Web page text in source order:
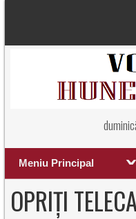
Meniu Principal
OPRIȚI